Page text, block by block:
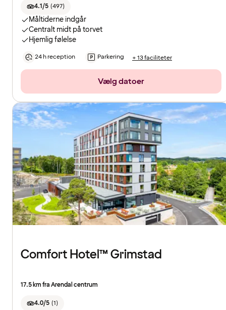
4.1/5 (497)
Måltiderne indgår
Centralt midt på torvet
Hjemlig følelse
24 h reception Parkering + 13 faciliteter
Vælg datoer
Comfort Hotel™ Grimstad
17.5 km fra Arendal centrum
4.0/5 (1)